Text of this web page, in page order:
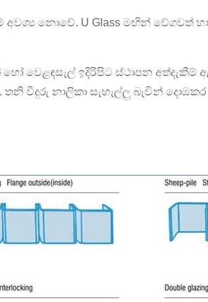
අවශ්‍ය නොවේ. U Glass මඟින් වේගවත්
වෙළඳසැල් ඉදිරිපිට ස්ථාපන
වීදුරු නාලිකා සැහැල්ලු බැවින්